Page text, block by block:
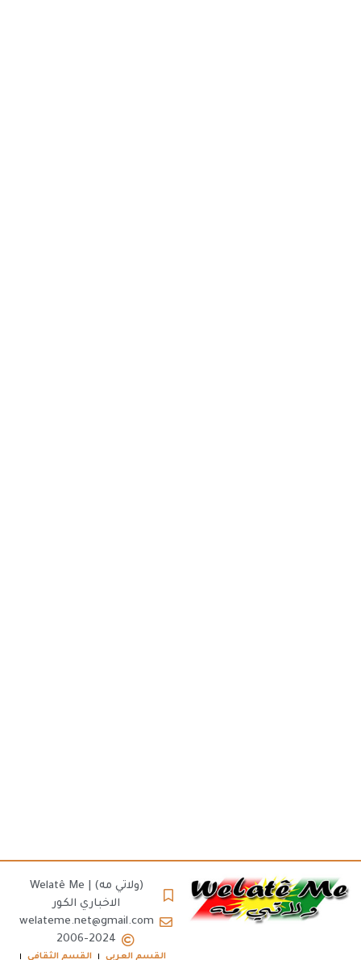
(ولاتي مه) | Welatê Me
الاخباري الكور
welateme.net@gmail.com
2006-2024
القسم العربي القسم الثقافي